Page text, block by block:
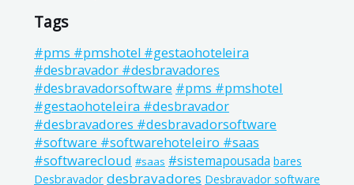
Tags
#pms #pmshotel #gestaohoteleira
#desbravador #desbravadores
#desbravadorsoftware #pms #pmshotel
#gestaohoteleira #desbravador
#desbravadores #desbravadorsoftware
#software #softwarehoteleiro #saas
#softwarecloud #saas #sistemapousada bares
Desbravador desbravadores Desbravador software